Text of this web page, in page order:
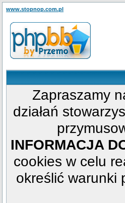
www.stopnop.com.pl
Zapraszamy
działań
INFORMACJA
cookies w celu
określić warunki